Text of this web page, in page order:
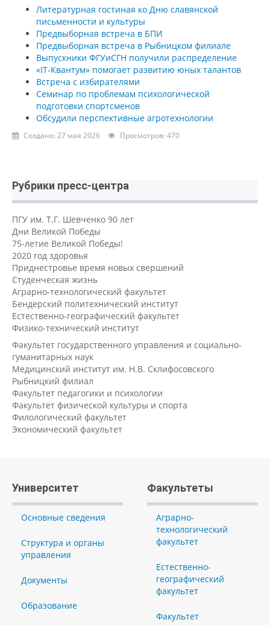
Литературная гостиная ко Дню славянской
письменности и культуры
Предвыборная встреча в БПИ
Предвыборная встреча в Рыбницком филиале
Выпускники ФГУиСГН получили распределение
«IT-Квантум» помогает развитию юных талантов
Встреча с избирателями
Семинар по проблемам психологической
подготовки спортсменов
Обсудили перспективные агротехнологии
Создано: 27 мая 2026 Просмотров: 470
Рубрики пресс-центра
ПГУ им. Т.Г. Шевченко 90 лет
Дни Великой Победы
75-летие Великой Победы!
2020 год здоровья
Приднестровье время новых свершений
Студенческая жизнь
Аграрно-технологический факультет
Бендерский политехнический институт
Естественно-географический факультет
Физико-технический институт
Факультет государственного управления и социально-
гуманитарных наук
Медицинский институт им. Н.В. Склифосовского
Рыбницкий филиал
Факультет педагогики и психологии
Факультет физической культуры и спорта
Филологический факультет
Экономический факультет
Университет
Основные сведения
Структура и органы
управления
Документы
Образование
Факультеты
Аграрно-
технологический
факультет
Естественно-
географический
факультет
Факультет